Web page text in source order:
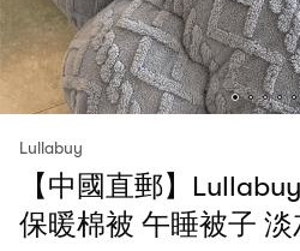
Lullabuy
【中國直郵】
保暖棉被 午睡被子 淡